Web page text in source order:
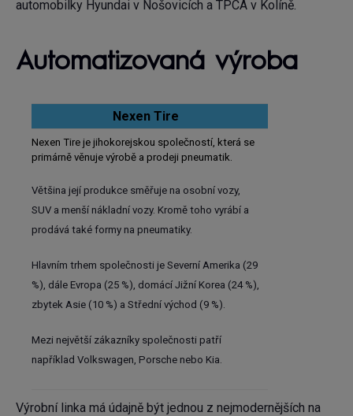
automobilky Hyundai v Nošovicích a TPCA v Kolíně.
Automatizovaná výroba
Nexen Tire
Nexen Tire je jihokorejskou společností, která se
primárně věnuje výrobě a prodeji pneumatik.
Většina její produkce směřuje na osobní vozy,
SUV a menší nákladní vozy. Kromě toho vyrábí a
prodává také formy na pneumatiky.
Hlavním trhem společnosti je Severní Amerika (29
%), dále Evropa (25 %), domácí Jižní Korea (24 %),
zbytek Asie (10 %) a Střední východ (9 %).
Mezi největší zákazníky společnosti patří
například Volkswagen, Porsche nebo Kia.
Výrobní linka má údajně být jednou z nejmodernějších na